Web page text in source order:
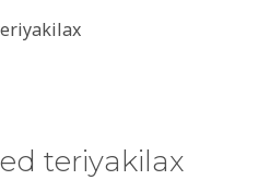
teriyakilax